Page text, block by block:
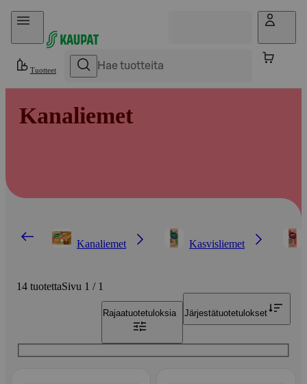
Hyppää sisältöön
Tuotteet
Kanaliemet
Kanaliemet Kasvisliemet
14 tuotettaSivu 1 / 1
Rajaatuotetuloksia Järjestätuotetulokset